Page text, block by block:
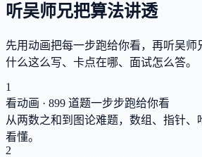
听吴师兄把算法讲透
先用动画把每一步跑给你看，再听吴师
什么这么写、卡点在哪、面试怎么答。
1
看动画 · 899 道题一步步跑给你看
从两数之和到图论难题，数组、指针、
看懂。
2